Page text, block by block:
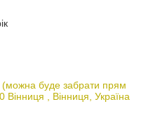
(можна буде забрати прям
Вінниця , Вінниця, Україна